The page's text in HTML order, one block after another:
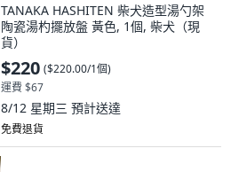
TANAKA HASHITEN 柴犬造型湯勺架
陶瓷湯杓擺放盤 黃色, 1個, 柴犬（現
貨）
$220 ($220.00/1個)
運費 $67
8/12 星期三 預計送達
免費退貨